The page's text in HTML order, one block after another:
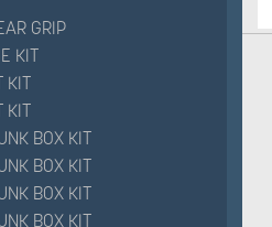
GRIP
KIT
KIT
KIT
BOX KIT
BOX KIT
BOX KIT
BOX KIT